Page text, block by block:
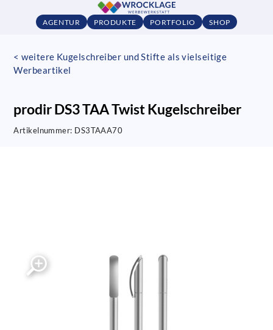
AGENTUR PRODUKTE PORTFOLIO SHOP
< weitere Kugelschreiber und Stifte als vielseitige
Werbeartikel
prodir DS3 TAA Twist Kugelschreiber
Artikelnummer: DS3TAAA70